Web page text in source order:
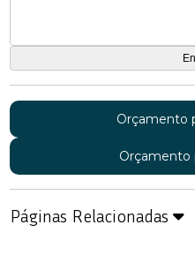
Orçamento
Orçamento
Páginas Relacionadas